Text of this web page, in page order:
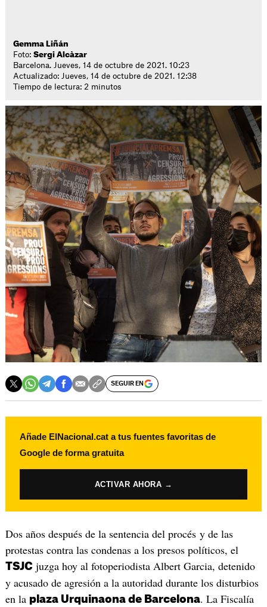
Gemma Liñán
Foto:Sergi Alcàzar
Barcelona. Jueves, 14 de octubre de 2021. 10:23
Actualizado: Jueves, 14 de octubre de 2021. 12:38
Tiempo de lectura: 2 minutos
SEGUIR EN
Añade ElNacional.cat a tus fuentes favoritas de
Google de forma gratuita
ACTIVAR AHORA →
Dos años después de la sentencia del procés y de las
protestas contra las condenas a los presos políticos, el
TSJC juzga hoy al fotoperiodista Albert Garcia, detenido
y acusado de agresión a la autoridad durante los disturbios
en la plaza Urquinaona de Barcelona. La Fiscalía